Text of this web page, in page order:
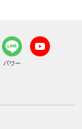
パワー